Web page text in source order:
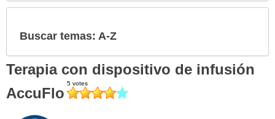
Buscar temas: A-Z
Terapia con dispositivo de infusión
AccuFlo